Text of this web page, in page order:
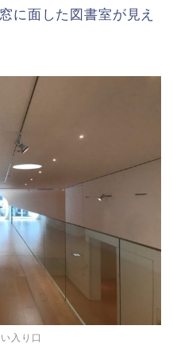
に面した図書室が見え
入り口